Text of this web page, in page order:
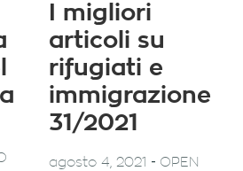
I migliori
articoli su
rifugiati e
immigrazione
31/2021
agosto 4, 2021 - OPEN